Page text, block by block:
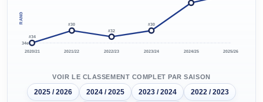
RANG
34e
#34
2020/21
#30
2021/22
#32
2022/23
#30
2023/24 2024/25 2025/26
VOIR LE CLASSEMENT COMPLET PAR SAISON
2025 / 2026 2024 / 2025 2023 / 2024 2022 / 2023